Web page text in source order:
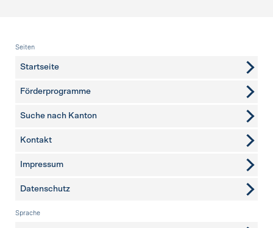
Fusszeile
Seiten
Startseite
Förderprogramme
Suche nach Kanton
weitere Seiten
Kontakt
Impressum
Datenschutz
Sprache